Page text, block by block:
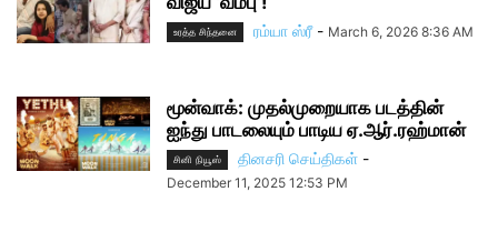
உரத்த சிந்தனை ரம்யா ஸ்ரீ - March 6, 2026 8:36 AM
மூன்வாக்: முதல்முறையாக படத்தின்
ஐந்து பாடலையும் பாடிய ஏ.ஆர்.ரஹ்மான்
சினி நியூஸ் தினசரி செய்திகள் -
December 11, 2025 12:53 PM